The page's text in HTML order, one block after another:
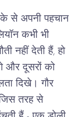
से अपनी पहचान
कभी भी
नहीं देती हैं, हो
और दूसरों को
दिखे। गौर
तरह से